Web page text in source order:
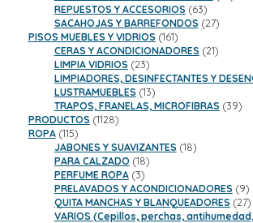
REPUESTOS Y ACCESORIOS 6363
productos
SACAHOJAS Y BARREFONDOS 2727
PISOS MUEBLES Y VIDRIOS 161161
productos
CERAS Y ACONDICIONADORES 2121
LIMPIA VIDRIOS 2323
productos
LIMPIADORES, DESINFECTANTES Y
LUSTRAMUEBLES 1313
productos
TRAPOS, FRANELAS, MICROFIBRAS 3939
PRODUCTOS 11281128
ROPA 115115
productos
JABONES Y SUAVIZANTES 1818
PARA CALZADO 1818
PERFUME ROPA 33
productos
PRELAVADOS Y ACONDICIONADORES 99
QUITA MANCHAS Y BLANQUEADORES 2727
VARIOS (Cepillos, perchas,